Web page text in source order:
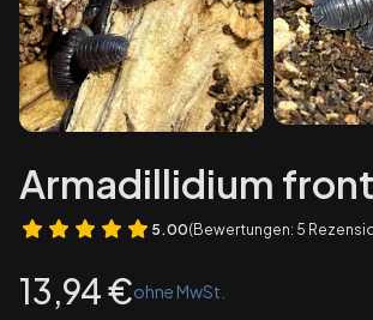
Armadillidium
5.00(Bewertungen: 5
Preis
13,94 €ohne MwSt.